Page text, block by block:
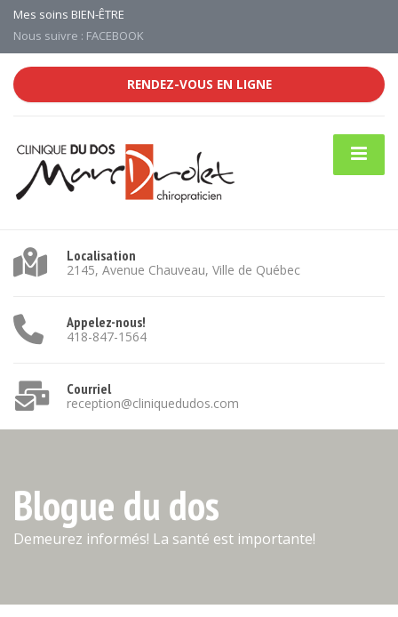
Mes soins BIEN-ÊTRE
Nous suivre : FACEBOOK
RENDEZ-VOUS EN LIGNE
Localisation
2145, Avenue Chauveau, Ville de Québec
Appelez-nous!
418-847-1564
Courriel
reception@cliniquedudos.com
Blogue du dos
Demeurez informés! La santé est importante!